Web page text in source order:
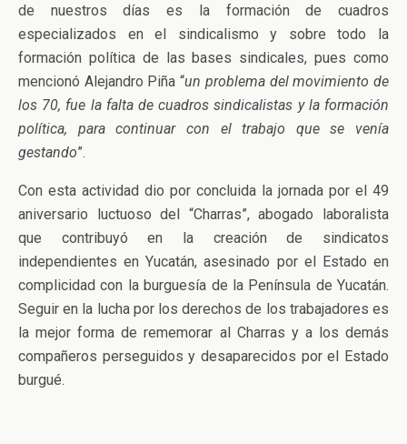
de nuestros días es la formación de cuadros
especializados en el sindicalismo y sobre todo la
formación política de las bases sindicales, pues como
mencionó Alejandro Piña “un problema del movimiento de
los 70, fue la falta de cuadros sindicalistas y la formación
política, para continuar con el trabajo que se venía
gestando”.
Con esta actividad dio por concluida la jornada por el 49
aniversario luctuoso del “Charras”, abogado laboralista
que contribuyó en la creación de sindicatos
independientes en Yucatán, asesinado por el Estado en
complicidad con la burguesía de la Península de Yucatán.
Seguir en la lucha por los derechos de los trabajadores es
la mejor forma de rememorar al Charras y a los demás
compañeros perseguidos y desaparecidos por el Estado
burgué.